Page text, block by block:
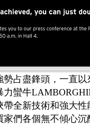
占盡鋒頭，一直
力蠻牛
帶全新技術和強大
們各個無不傾心沉